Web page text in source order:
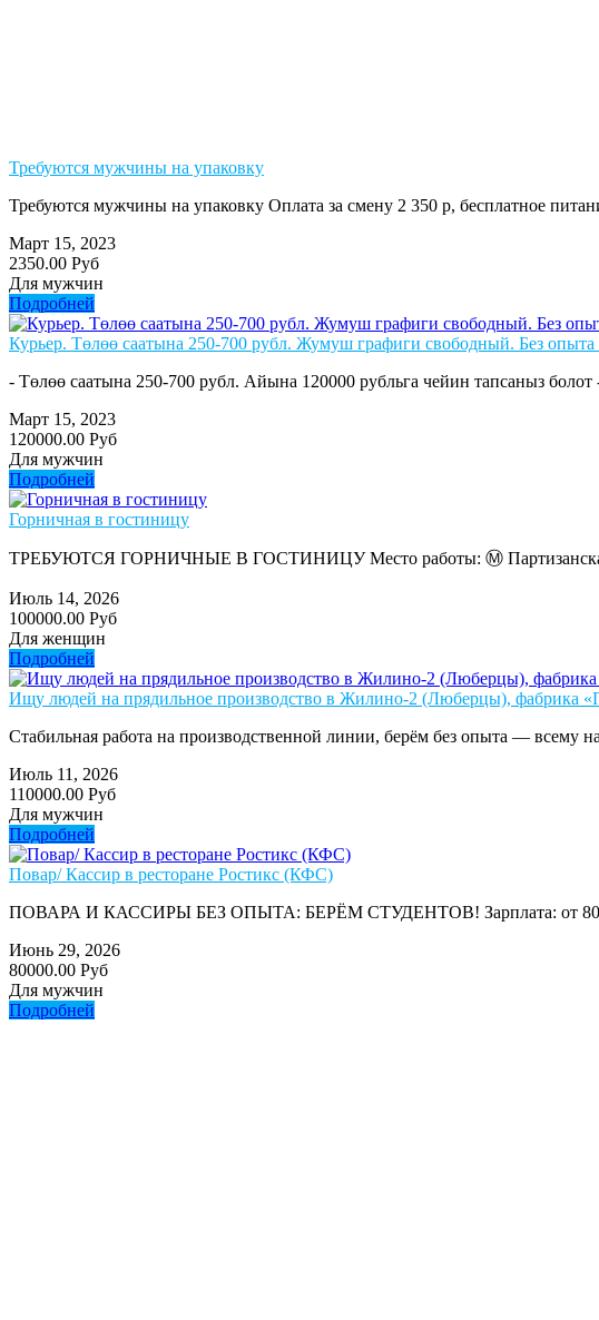
Требуются мужчины на упаковку
Требуются мужчины на упаковку Оплата за смену 2 350 р, бесплатное
Март 15, 2023
2350.00 Руб
Для мужчин
Подробней
Курьер. Төлөө саатына 250-700 рубл. Жумуш графиги свободный. Без
- Төлөө саатына 250-700 рубл. Айына 120000 рубльга чейин тапсаныз
Март 15, 2023
120000.00 Руб
Для мужчин
Подробней
Горничная в гостиницу
ТРЕБУЮТСЯ ГОРНИЧНЫЕ В ГОСТИНИЦУ Место работы: Ⓜ️ Партизанская
Июль 14, 2026
100000.00 Руб
Для женщин
Подробней
Ищу людей на прядильное производство в Жилино-2 (Люберцы), фабрика
Стабильная работа на производственной линии, берём без опыта — всему
Июль 11, 2026
110000.00 Руб
Для мужчин
Подробней
Повар/ Кассир в ресторане Ростикс (КФС)
ПОВАРА И КАССИРЫ БЕЗ ОПЫТА: БЕРЁМ СТУДЕНТОВ! Зарплата: от 80
Июнь 29, 2026
80000.00 Руб
Для мужчин
Подробней